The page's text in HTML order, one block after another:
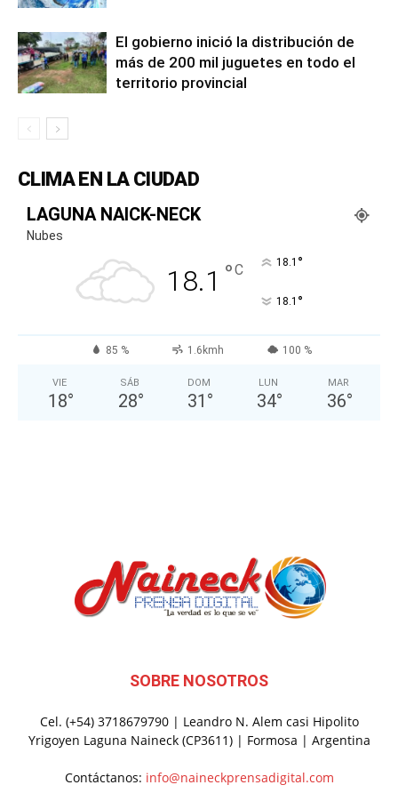
El gobierno inició la distribución de
más de 200 mil juguetes en todo el
territorio provincial
CLIMA EN LA CIUDAD
LAGUNA NAICK-NECK
Nubes
18.1 °C 18.1 °
18.1 °
85 % 1.6kmh 100 %
VIE
18°
SÁB
28°
DOM
31 °
LUN
34°
MAR
36°
SOBRE NOSOTROS
Cel. (+54) 3718679790 | Leandro N. Alem casi Hipolito
Yrigoyen Laguna Naineck (CP3611) | Formosa | Argentina
Contáctanos: info@naineckprensadigital.com